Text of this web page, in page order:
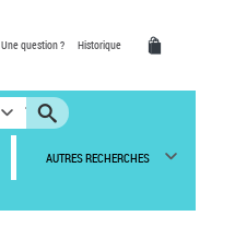
Une question ? Historique
AUTRES RECHERCHES